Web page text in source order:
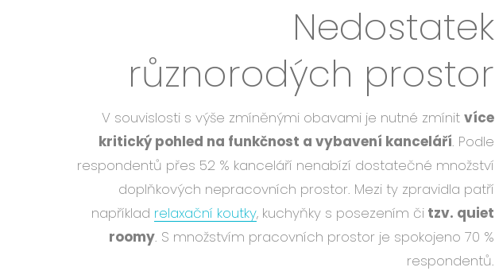
Nedostatek
různorodých prostor
V souvislosti s výše zmíněnými obavami je nutné zmínit více
kritický pohled na funkčnost a vybavení kanceláří. Podle
respondentů přes 52 % kanceláří nenabízí dostatečné množství
doplňkových nepracovních prostor. Mezi ty zpravidla patří
například relaxační koutky, kuchyňky s posezením či tzv. quiet
roomy. S množstvím pracovních prostor je spokojeno 70 %
respondentů.